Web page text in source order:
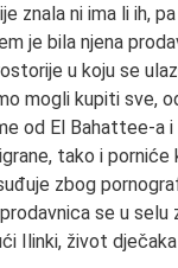
znala ni ima li ih,
je bila njena
u koju se
mogli kupiti sve,
od El Bahattee-a
tako i
zbog
se u selu
Ilinki, život